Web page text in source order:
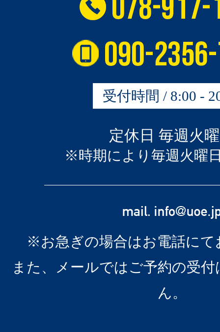
受付時間 / 8:00 -
定休日 毎週火
※時期により毎週火曜
※お急ぎの場合はお電話にて
また、メールではご予約の受
ん。